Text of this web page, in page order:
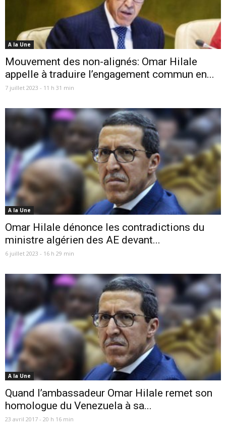
A la Une
Mouvement des non-alignés: Omar Hilale
appelle à traduire l’engagement commun en...
7 juillet 2023 - 11 h 31 min
A la Une
Omar Hilale dénonce les contradictions du
ministre algérien des AE devant...
6 juillet 2023 - 16 h 29 min
A la Une
Quand l’ambassadeur Omar Hilale remet son
homologue du Venezuela à sa...
23 avril 2017 - 20 h 16 min